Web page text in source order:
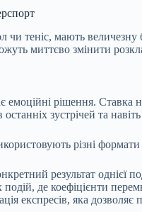
чи теніс, мають
миттєво змінити
емоційні рішення.
останніх зустрічей та
різні формати
результат однієї
подій, де коефіцієнти
експресів, яка